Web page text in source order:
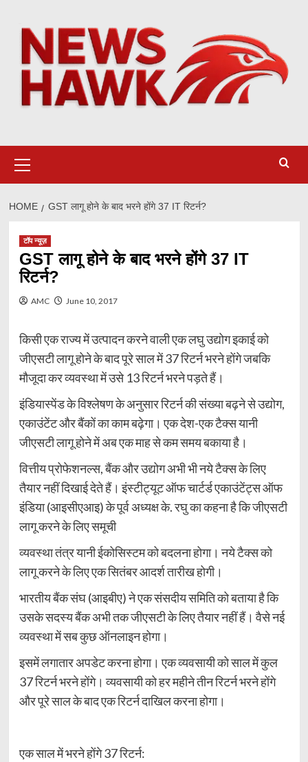
content
Menu
HOME GST लागू होने के बाद भरने होंगे 37 IT रिटर्न?
टॉप न्यूज़
GST लागू होने के बाद भरने होंगे 37 IT
रिटर्न?
AMC June 10, 2017
किसी एक राज्य में उत्पादन करने वाली एक लघु उद्योग इकाई को
जीएसटी लागू होने के बाद पूरे साल में 37 रिटर्न भरने होंगे जबकि
मौजूदा कर व्यवस्था में उसे 13 रिटर्न भरने पड़ते हैं।
इंडियास्पेंड के विश्लेषण के अनुसार रिटर्न की संख्या बढ़ने से उद्योग,
एकाउंटेंट और बैंकों का काम बढ़ेगा। एक देश-एक टैक्स यानी
जीएसटी लागू होने में अब एक माह से कम समय बकाया है।
वित्तीय प्रोफेशनल्स, बैंक और उद्योग अभी भी नये टैक्स के लिए
तैयार नहीं दिखाई देते हैं। इंस्टीट्यूट ऑफ चार्टर्ड एकाउंटेंट्स ऑफ
इंडिया (आइसीएआइ) के पूर्व अध्यक्ष के. रघु का कहना है कि जीएसटी
लागू करने के लिए समूची
व्यवस्था तंत्र यानी ईकोसिस्टम को बदलना होगा। नये टैक्स को
लागू करने के लिए एक सितंबर आदर्श तारीख होगी।
भारतीय बैंक संघ (आइबीए) ने एक संसदीय समिति को बताया है कि
उसके सदस्य बैंक अभी तक जीएसटी के लिए तैयार नहीं हैं। वैसे नई
व्यवस्था में सब कुछ ऑनलाइन होगा।
इसमें लगातार अपडेट करना होगा। एक व्यवसायी को साल में कुल
37 रिटर्न भरने होंगे। व्यवसायी को हर महीने तीन रिटर्न भरने होंगे
और पूरे साल के बाद एक रिटर्न दाखिल करना होगा।
एक साल में भरने होंगे 37 रिटर्न: